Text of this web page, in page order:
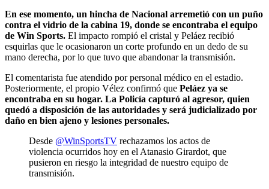
En ese momento, un hincha de Nacional arremetió con un puño
contra el vidrio de la cabina 19, donde se encontraba el equipo
de Win Sports. El impacto rompió el cristal y Peláez recibió
esquirlas que le ocasionaron un corte profundo en un dedo de su
mano derecha, por lo que tuvo que abandonar la transmisión.
El comentarista fue atendido por personal médico en el estadio.
Posteriormente, el propio Vélez confirmó que Peláez ya se
encontraba en su hogar. La Policía capturó al agresor, quien
quedó a disposición de las autoridades y será judicializado por
daño en bien ajeno y lesiones personales.
Desde @WinSportsTV rechazamos los actos de
violencia ocurridos hoy en el Atanasio Girardot, que
pusieron en riesgo la integridad de nuestro equipo de
transmisión.